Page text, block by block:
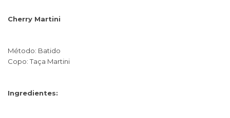
Cherry Martini
Método: Batido
Copo: Taça Martini
Ingredientes: